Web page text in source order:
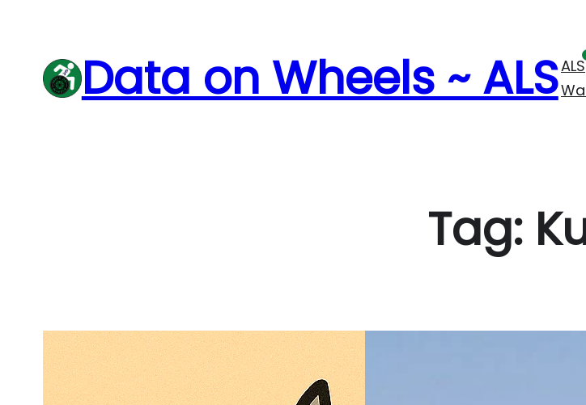
content
Data on Wheels ~ ALSALS
Tag: